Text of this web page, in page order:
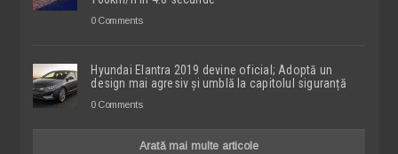
0 Comments
Hyundai Elantra 2019 devine oficial; Adoptă un
design mai agresiv și umblă la capitolul siguranță
0 Comments
Arată mai multe articole